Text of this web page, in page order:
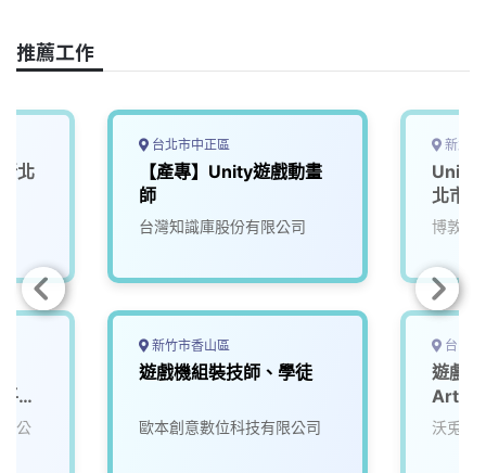
o
k
n
k
推薦工作
北
台
公
台北市中正區
【產專】Unity遊戲動畫
師
台灣知識庫股份有限公司
新竹市香山區
遊戲機組裝技師、學徒
歐本創意數位科技有限公司
新北
Unity
北市)
博敦電
台中
遊戲
Artsit
沃兎奈